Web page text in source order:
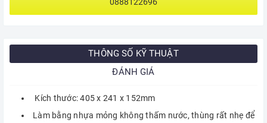
THÔNG SỐ KỸ THUẬT
ĐÁNH GIÁ
Kích thước: 405 x 241 x 152mm
Làm bằng nhựa mỏng không thấm nước, thùng rất nhẹ để